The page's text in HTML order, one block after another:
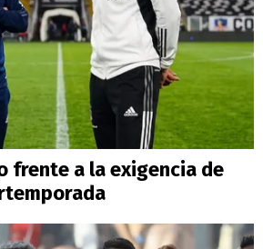
frente a la exigencia de